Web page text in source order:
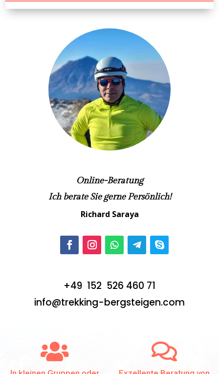
Online-Beratung
Ich berate Sie gerne Persönlich!
Richard Saraya
+49 152 526 460 71
info@trekking-bergsteigen.com
 